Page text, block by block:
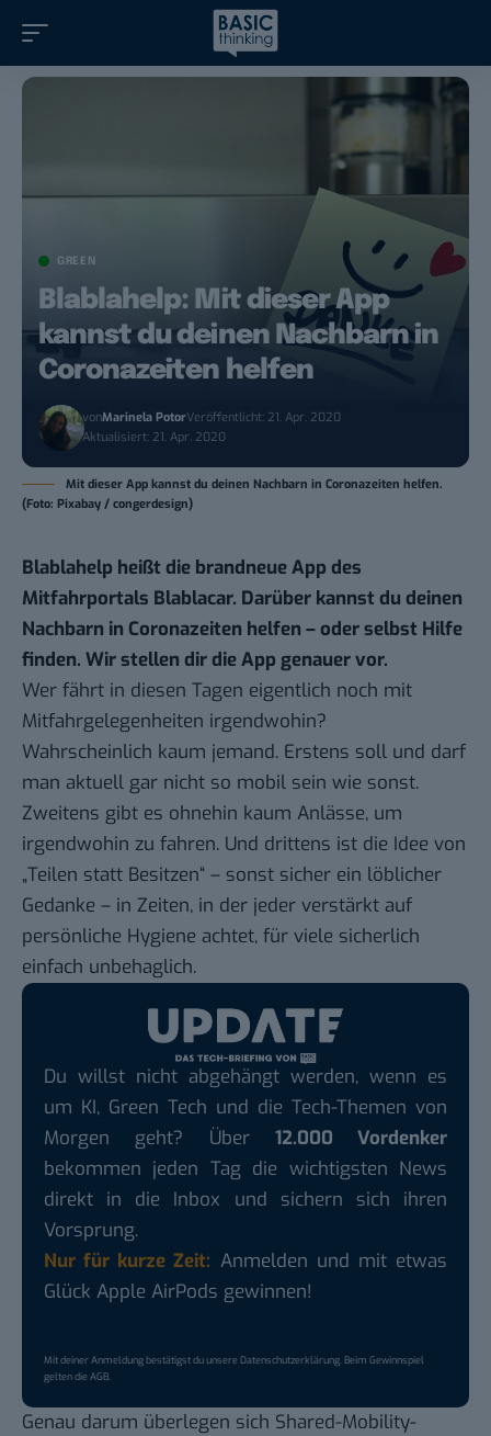
GREEN
Blablahelp: Mit dieser App
kannst du deinen Nachbarn in
Coronazeiten helfen
vonMarinela PotorVeröffentlicht: 21. Apr. 2020
Aktualisiert: 21. Apr. 2020
Mit dieser App kannst du deinen Nachbarn in Coronazeiten helfen.
(Foto: Pixabay / congerdesign)
Blablahelp heißt die brandneue App des
Mitfahrportals Blablacar. Darüber kannst du deinen
Nachbarn in Coronazeiten helfen – oder selbst Hilfe
finden. Wir stellen dir die App genauer vor.
Wer fährt in diesen Tagen eigentlich noch mit
Mitfahrgelegenheiten irgendwohin?
Wahrscheinlich kaum jemand. Erstens soll und darf
man aktuell gar nicht so mobil sein wie sonst.
Zweitens gibt es ohnehin kaum Anlässe, um
irgendwohin zu fahren. Und drittens ist die Idee von
„Teilen statt Besitzen“ – sonst sicher ein löblicher
Gedanke – in Zeiten, in der jeder verstärkt auf
persönliche Hygiene achtet, für viele sicherlich
einfach unbehaglich.
Du willst nicht abgehängt werden, wenn es
um KI, Green Tech und die Tech-Themen von
Morgen geht? Über 12.000 Vordenker
bekommen jeden Tag die wichtigsten News
direkt in die Inbox und sichern sich ihren
Vorsprung.
Nur für kurze Zeit: Anmelden und mit etwas
Glück Apple AirPods gewinnen!
Mit deiner Anmeldung bestätigst du unsereDatenschutzerklärung. Beim Gewinnspiel
gelten dieAGB.
Genau darum überlegen sich Shared-Mobility-